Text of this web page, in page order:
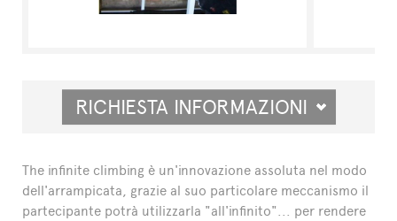
RICHIESTA INFORMAZIONI
The infinite climbing è un'innovazione assoluta nel modo
dell'arrampicata, grazie al suo particolare meccanismo il
partecipante potrà utilizzarla "all'infinito"... per rendere